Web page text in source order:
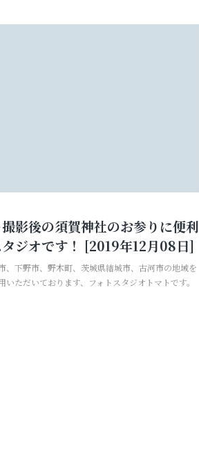
影後の須賀神社のお参りに便利
ジオです！ [2019年12月08日]
、下野市、野木町、茨城県結城市、古河市の地域を
いただいております、フォトスタジオトマトです。